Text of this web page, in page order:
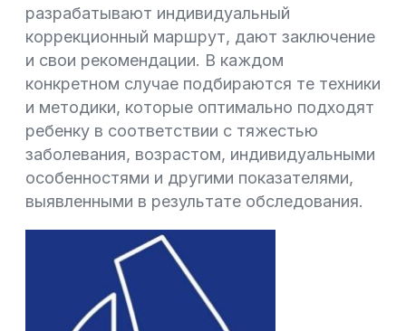
разрабатывают индивидуальный
коррекционный маршрут, дают заключение
и свои рекомендации. В каждом
конкретном случае подбираются те техники
и методики, которые оптимально подходят
ребенку в соответствии с тяжестью
заболевания, возрастом, индивидуальными
особенностями и другими показателями,
выявленными в результате обследования.